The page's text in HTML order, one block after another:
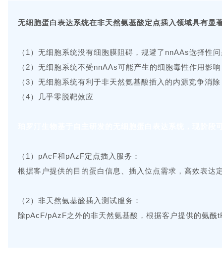
无细胞蛋白表达系统在非天然氨基酸定点插入领域具有显
（1）无细胞系统没有细胞膜阻碍，规避了nnAAs选择性
（2）无细胞系统不受nnAAs可能产生的细胞毒性作用影
（3）无细胞系统有利于非天然氨基酸插入的内源竞争消除
（4）几乎零脱靶效应
（1）pAcF和pAzF定点插入服务：
根据客户提供的目的蛋白信息、插入位点需求，高效表达
（2）非天然氨基酸插入测试服务：
除pAcF/pAzF之外的非天然氨基酸，根据客户提供的氨